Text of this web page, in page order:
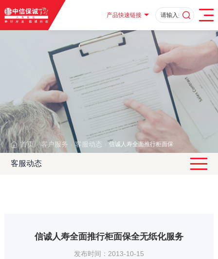
产品快速链接
首页 · 客户服务 · 客服动态 · 信诚人寿全面推行柜面保全无纸化服务
客服动态
信诚人寿全面推行柜面保全无纸化服务
发布时间：2013-10-15